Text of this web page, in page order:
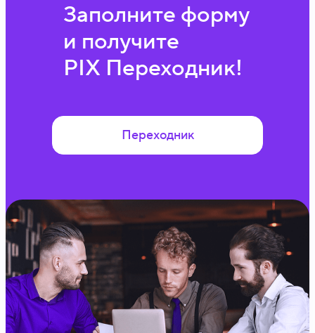
Заполните форму
и получите
PIX Переходник!
Переходник